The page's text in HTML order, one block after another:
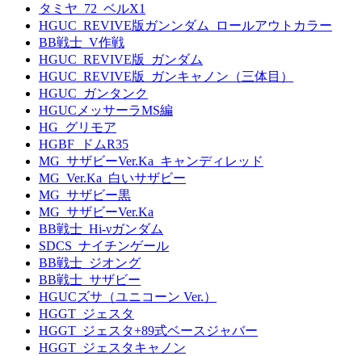
タミヤ_72_ベルX1
HGUC_REVIVE版ガンンダム_ロールアウトカラー
BB戦士_V作戦
HGUC_REVIVE版_ガンダム
HGUC_REVIVE版_ガンキャノン（三体目）
HGUC_ガンタンク
HGUCメッサーラMS編
HG_グリモア
HGBF_ドムR35
MG_サザビーVer.Ka_キャンディレッド
MG_Ver.Ka_白いサザビー
MG_サザビー黒
MG_サザビーVer.Ka
BB戦士_Hi-νガンダム
SDCS_ナイチンゲール
BB戦士_ジオング
BB戦士_サザビー
HGUCズサ（ユニコーン Ver.）
HGGT_ジェスタ
HGGT_ジェスタ+89式ベースジャバー
HGGT_ジェスタキャノン